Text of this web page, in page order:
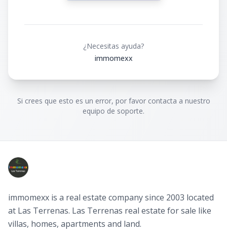
¿Necesitas ayuda?
immomexx
Si crees que esto es un error, por favor contacta a nuestro
equipo de soporte.
immomexx is a real estate company since 2003 located
at Las Terrenas. Las Terrenas real estate for sale like
villas, homes, apartments and land.